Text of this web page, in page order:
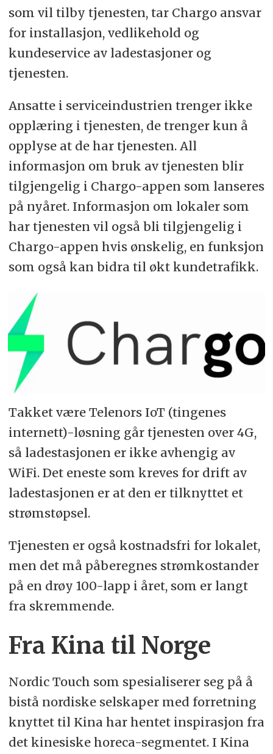
som vil tilby tjenesten, tar Chargo ansvar
for installasjon, vedlikehold og
kundeservice av ladestasjoner og
tjenesten.
Ansatte i serviceindustrien trenger ikke
opplæring i tjenesten, de trenger kun å
opplyse at de har tjenesten. All
informasjon om bruk av tjenesten blir
tilgjengelig i Chargo-appen som lanseres
på nyåret. Informasjon om lokaler som
har tjenesten vil også bli tilgjengelig i
Chargo-appen hvis ønskelig, en funksjon
som også kan bidra til økt kundetrafikk.
Takket være Telenors IoT (tingenes
internett)-løsning går tjenesten over 4G,
så ladestasjonen er ikke avhengig av
WiFi. Det eneste som kreves for drift av
ladestasjonen er at den er tilknyttet et
strømstøpsel.
Tjenesten er også kostnadsfri for lokalet,
men det må påberegnes strømkostander
på en drøy 100-lapp i året, som er langt
fra skremmende.
Fra Kina til Norge
Nordic Touch som spesialiserer seg på å
bistå nordiske selskaper med forretning
knyttet til Kina har hentet inspirasjon fra
det kinesiske horeca-segmentet. I Kina